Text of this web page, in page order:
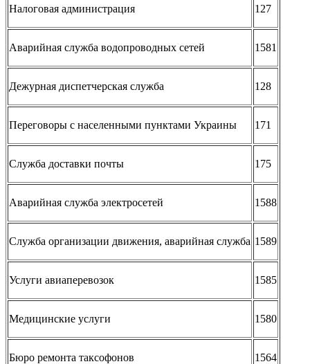
Налоговая администрация 127
Аварийная служба водопроводных сетей 1581
Дежурная диспетчерская служба 128
Переговоры с населенными пунктами Украины 171
Служба доставки почты 175
Аварийная служба электросетей 1588
Служба организации движения, аварийная служба 1589
Услуги авиаперевозок 1585
Медицинские услуги 1580
Бюро ремонта таксофонов 1564